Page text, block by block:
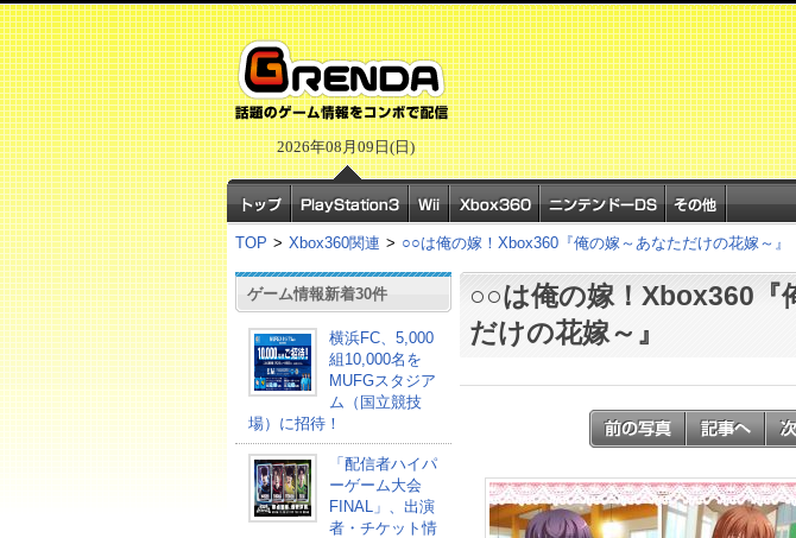
2026年08月09日(日)
TOP > Xbox360関連 > ○○は俺の嫁！Xbox360『俺の嫁～あなただけの花嫁～』
ゲーム情報新着30件
横浜FC、5,000
組10,000名を
MUFGスタジア
ム（国立競技
場）に招待！
「配信者ハイパ
ーゲーム大会
FINAL」、出演
者・チケット情
○○は俺の嫁！Xbox360『
だけの花嫁～』